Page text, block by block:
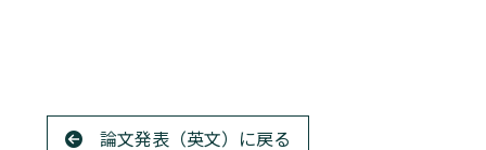
論文発表（英文）に戻る